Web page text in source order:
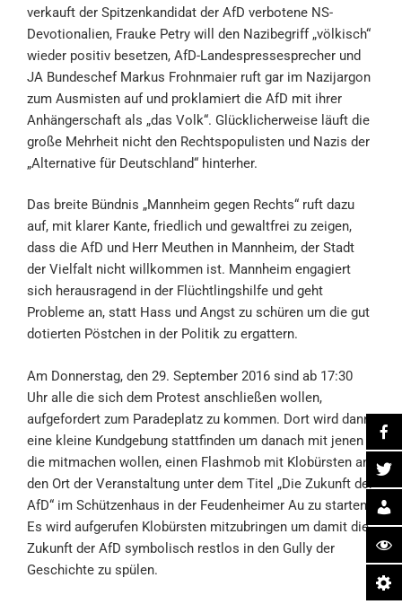
verkauft der Spitzenkandidat der AfD verbotene NS-
Devotionalien, Frauke Petry will den Nazibegriff „völkisch“
wieder positiv besetzen, AfD-Landespressesprecher und
JA Bundeschef Markus Frohnmaier ruft gar im Nazijargon
zum Ausmisten auf und proklamiert die AfD mit ihrer
Anhängerschaft als „das Volk“. Glücklicherweise läuft die
große Mehrheit nicht den Rechtspopulisten und Nazis der
„Alternative für Deutschland“ hinterher.
Das breite Bündnis „Mannheim gegen Rechts“ ruft dazu
auf, mit klarer Kante, friedlich und gewaltfrei zu zeigen,
dass die AfD und Herr Meuthen in Mannheim, der Stadt
der Vielfalt nicht willkommen ist. Mannheim engagiert
sich herausragend in der Flüchtlingshilfe und geht
Probleme an, statt Hass und Angst zu schüren um die gut
dotierten Pöstchen in der Politik zu ergattern.
Am Donnerstag, den 29. September 2016 sind ab 17:30
Uhr alle die sich dem Protest anschließen wollen,
aufgefordert zum Paradeplatz zu kommen. Dort wird dann
eine kleine Kundgebung stattfinden um danach mit jenen
die mitmachen wollen, einen Flashmob mit Klobürsten an
den Ort der Veranstaltung unter dem Titel „Die Zukunft der
AfD“ im Schützenhaus in der Feudenheimer Au zu starten.
Es wird aufgerufen Klobürsten mitzubringen um damit die
Zukunft der AfD symbolisch restlos in den Gully der
Geschichte zu spülen.